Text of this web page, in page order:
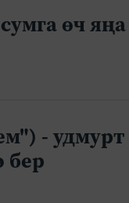
өч
- удмурт
бер